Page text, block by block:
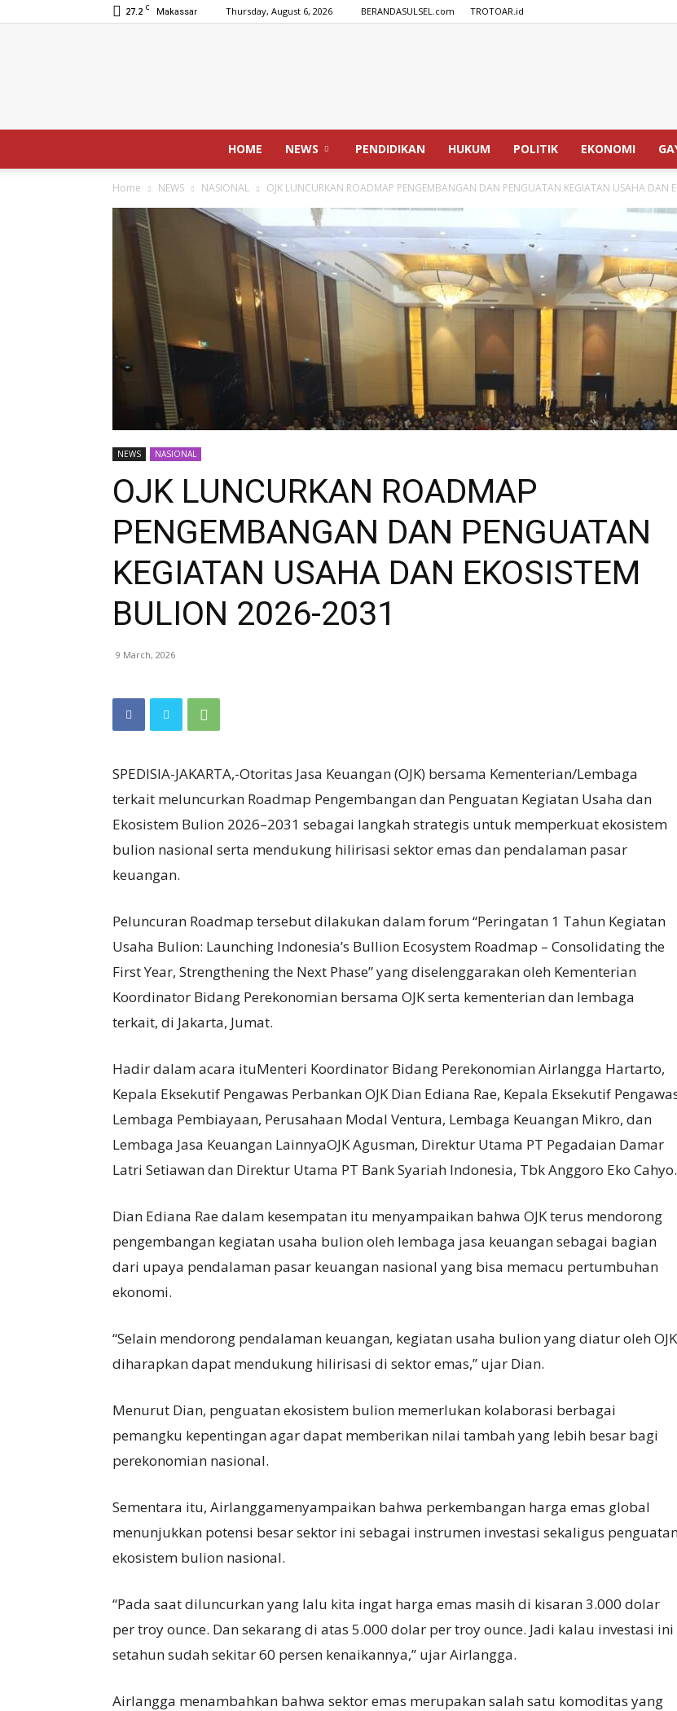
27.2 C Makassar Thursday, August 6, 2026 BERANDASULSEL.com TROTOAR.id
SPEDISIA.com
HOME NEWS PENDIDIKAN HUKUM POLITIK EKONOMI
Home NEWS NASIONAL OJK LUNCURKAN ROADMAP PENGEMBANGAN DAN PENGUATAN KEGIATAN USAHA DAN
NEWS NASIONAL
OJK LUNCURKAN ROADMAP
PENGEMBANGAN DAN PENGUATAN
KEGIATAN USAHA DAN EKOSISTEM
BULION 2026-2031
9 March, 2026
SPEDISIA-JAKARTA,-Otoritas Jasa Keuangan (OJK) bersama Kementerian/Lembaga
terkait meluncurkan Roadmap Pengembangan dan Penguatan Kegiatan Usaha dan
Ekosistem Bulion 2026–2031 sebagai langkah strategis untuk memperkuat ekosistem
bulion nasional serta mendukung hilirisasi sektor emas dan pendalaman pasar
keuangan.
Peluncuran Roadmap tersebut dilakukan dalam forum “Peringatan 1 Tahun Kegiatan
Usaha Bulion: Launching Indonesia’s Bullion Ecosystem Roadmap – Consolidating the
First Year, Strengthening the Next Phase” yang diselenggarakan oleh Kementerian
Koordinator Bidang Perekonomian bersama OJK serta kementerian dan lembaga
terkait, di Jakarta, Jumat.
Hadir dalam acara ituMenteri Koordinator Bidang Perekonomian Airlangga Hartarto,
Kepala Eksekutif Pengawas Perbankan OJK Dian Ediana Rae, Kepala Eksekutif
Lembaga Pembiayaan, Perusahaan Modal Ventura, Lembaga Keuangan Mikro, dan
Lembaga Jasa Keuangan LainnyaOJK Agusman, Direktur Utama PT Pegadaian Damar
Latri Setiawan dan Direktur Utama PT Bank Syariah Indonesia, Tbk Anggoro Eko Cahyo.
Dian Ediana Rae dalam kesempatan itu menyampaikan bahwa OJK terus mendorong
pengembangan kegiatan usaha bulion oleh lembaga jasa keuangan sebagai bagian
dari upaya pendalaman pasar keuangan nasional yang bisa memacu pertumbuhan
ekonomi.
“Selain mendorong pendalaman keuangan, kegiatan usaha bulion yang diatur oleh OJK
diharapkan dapat mendukung hilirisasi di sektor emas,” ujar Dian.
Menurut Dian, penguatan ekosistem bulion memerlukan kolaborasi berbagai
pemangku kepentingan agar dapat memberikan nilai tambah yang lebih besar bagi
perekonomian nasional.
Sementara itu, Airlanggamenyampaikan bahwa perkembangan harga emas global
menunjukkan potensi besar sektor ini sebagai instrumen investasi sekaligus
ekosistem bulion nasional.
“Pada saat diluncurkan yang lalu kita ingat harga emas masih di kisaran 3.000 dolar
per troy ounce. Dan sekarang di atas 5.000 dolar per troy ounce. Jadi kalau investasi ini
setahun sudah sekitar 60 persen kenaikannya,” ujar Airlangga.
Airlangga menambahkan bahwa sektor emas merupakan salah satu komoditas yang